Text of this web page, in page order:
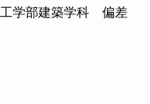
工学部建築学科 偏差